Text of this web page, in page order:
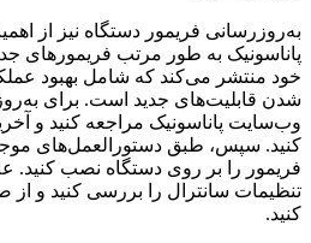
به‌روزرسانی فریمور دستگاه نیز از
پاناسونیک به طور مرتب فریمورهای
خود منتشر می‌کند که شامل بهبود
شدن قابلیت‌های جدید است. برای
وب‌سایت پاناسونیک مراجعه کنید و
کنید. سپس، طبق دستورالعمل‌های
فریمور را بر روی دستگاه نصب کنید.
تنظیمات سانترال را بررسی کنید و
کنید.